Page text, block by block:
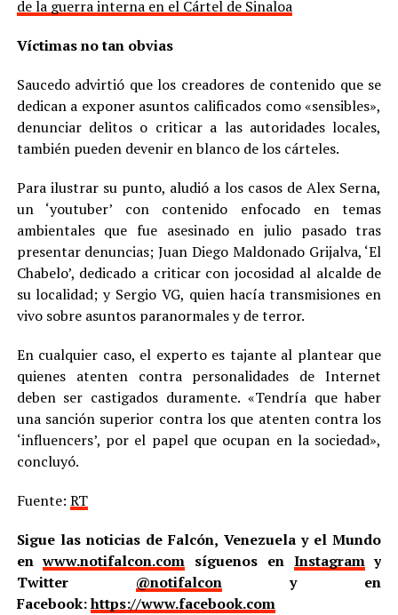
de la guerra interna en el Cártel de Sinaloa
Víctimas no tan obvias
Saucedo advirtió que los creadores de contenido que se
dedican a exponer asuntos calificados como «sensibles»,
denunciar delitos o criticar a las autoridades locales,
también pueden devenir en blanco de los cárteles.
Para ilustrar su punto, aludió a los casos de Alex Serna,
un ‘youtuber’ con contenido enfocado en temas
ambientales que fue asesinado en julio pasado tras
presentar denuncias; Juan Diego Maldonado Grijalva, ‘El
Chabelo’, dedicado a criticar con jocosidad al alcalde de
su localidad; y Sergio VG, quien hacía transmisiones en
vivo sobre asuntos paranormales y de terror.
En cualquier caso, el experto es tajante al plantear que
quienes atenten contra personalidades de Internet
deben ser castigados duramente. «Tendría que haber
una sanción superior contra los que atenten contra los
‘influencers’, por el papel que ocupan en la sociedad»,
concluyó.
Fuente: RT
Sigue las noticias de Falcón, Venezuela y el Mundo
enwww.notifalcon.com síguenos en Instagramy
Twitter @notifalcony en
Facebook:https://www.facebook.com